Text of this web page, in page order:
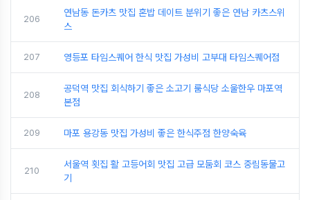
206
연남동 돈카츠 맛집 혼밥 데이트 분위기 좋은 연남 카츠스위
스
207 영등포 타임스퀘어 한식 맛집 가성비 고부대 타임스퀘어점
208
공덕역 맛집 회식하기 좋은 소고기 룸식당 소울한우 마포역
본점
209 마포 용강동 맛집 가성비 좋은 한식주점 한양숙육
210
서울역 횟집 활 고등어회 맛집 고급 모둠회 코스 중림동물고
기